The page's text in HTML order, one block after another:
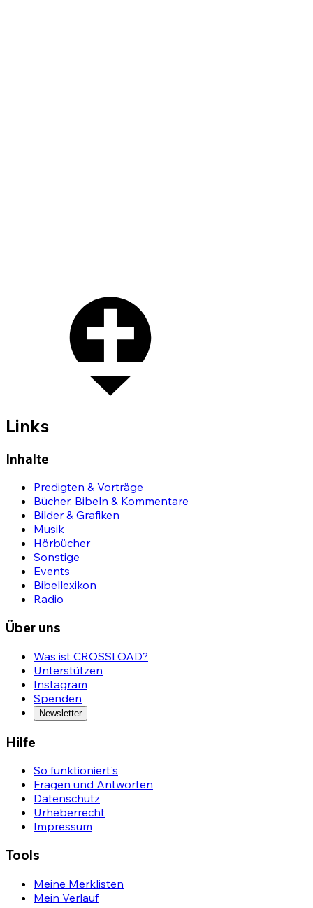
Links
Inhalte
Predigten & Vorträge
Bücher, Bibeln & Kommentare
Bilder & Grafiken
Musik
Hörbücher
Sonstige
Events
Bibellexikon
Radio
Über uns
Was ist CROSSLOAD?
Unterstützen
Instagram
Spenden
Newsletter
Hilfe
So funktioniert's
Fragen und Antworten
Datenschutz
Urheberrecht
Impressum
Tools
Meine Merklisten
Mein Verlauf